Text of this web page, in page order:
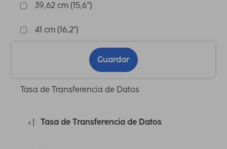
39,62 cm (15,6")
41 cm (16,2")
Guardar
Tasa de Transferencia de Datos
Tasa de Transferencia de Datos